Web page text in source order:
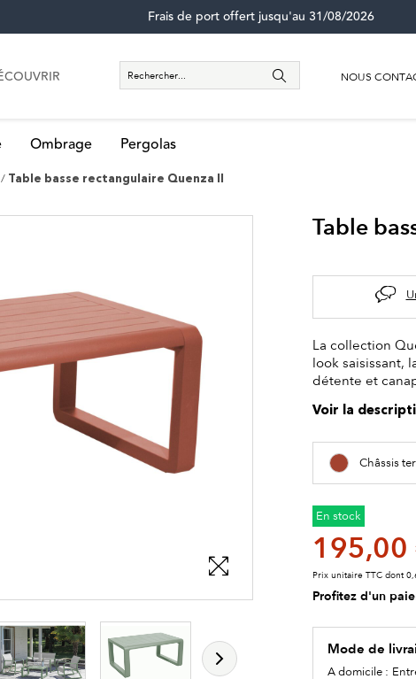
Frais de port offert jusqu'au 31/08/2026
NOUS
Ombrage Pergolas
Table basse rectangulaire Quenza II
Table
La collection
look saisissant,
détente et
Voir la
Châssis
En stock
195,00
Prix unitaire TTC dont
Profitez d'un
Mode de
A domicile :